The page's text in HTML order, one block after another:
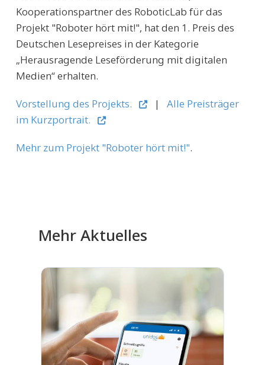
Kooperationspartner des RoboticLab für das
Projekt "Roboter hört mit!", hat den 1. Preis des
Deutschen Lesepreises in der Kategorie
„Herausragende Leseförderung mit digitalen
Medien“ erhalten.
Vorstellung des Projekts. | Alle Preisträger
im Kurzportrait.
Mehr zum Projekt "Roboter hört mit!".
Mehr Aktuelles